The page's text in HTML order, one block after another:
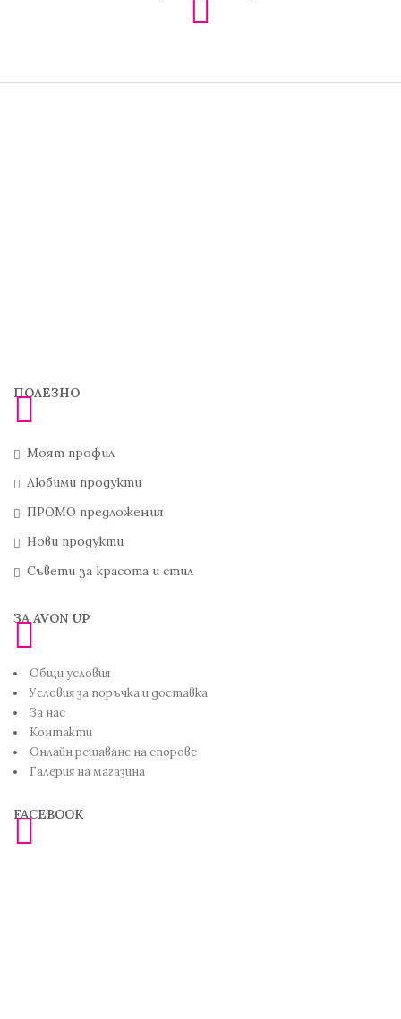
ПОЛЕЗНО
Моят профил
Любими продукти
ПРОМО предложения
Нови продукти
Съвети за красота и стил
ЗА AVON UP
Общи условия
Условия за поръчка и доставка
За нас
Контакти
Онлайн решаване на спорове
Галерия на магазина
FACEBOOK